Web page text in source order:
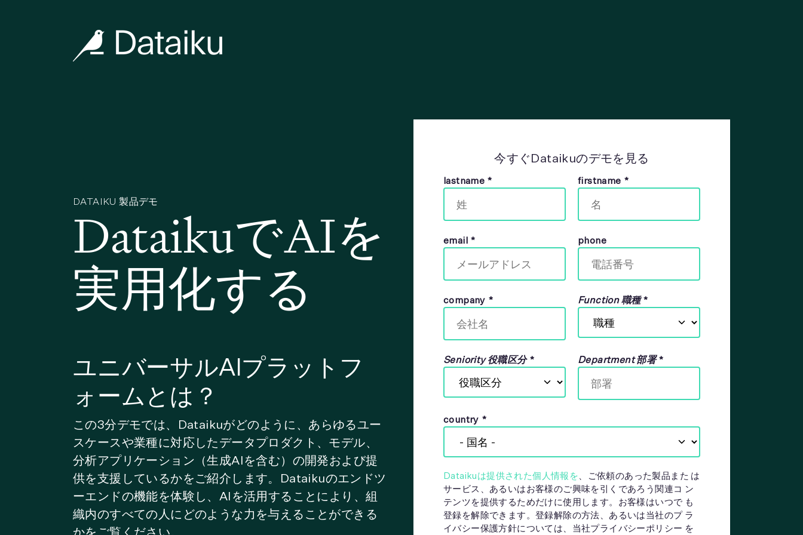
DATAIKU 製品デモ
DataikuでAIを
実用化する
ユニバーサルAIプラットフ
ォームとは？
この3分デモでは、Dataikuがどのように、あらゆるユー
スケースや業種に対応したデータプロダクト、モデル、
分析アプリケーション（生成AIを含む）の開発および提
供を支援しているかをご紹介します。Dataikuのエンドツ
ーエンドの機能を体験し、AIを活用することにより、組
織内のすべての人にどのような力を与えることができる
かをご覧ください。
今すぐDataikuのデモを見る
lastname * firstname *
email * phone
company * Function 職種 *
Seniority 役職区分 * Department 部署 *
country *
Dataikuは提供された個人情報を、ご依頼のあった製品また は
サービス、あるいはお客様のご興味を引くであろう関連コ ン
テンツを提供するためだけに使用します。お客様はいつで も
登録を解除できます。登録解除の方法、あるいは当社のプ ラ
イバシー保護方針については、当社プライバシーポリシー を